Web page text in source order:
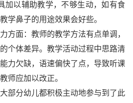
加以辅助教学，不够生动，如有食
学鼻子的用途效果会好些。
方面：教师的教学方法有点单调，
个体差异。教学活动过程中思路清
力欠缺，语速偏快了点，导致听课
师应加以改正。
部分幼儿都积极主动地参与到了此